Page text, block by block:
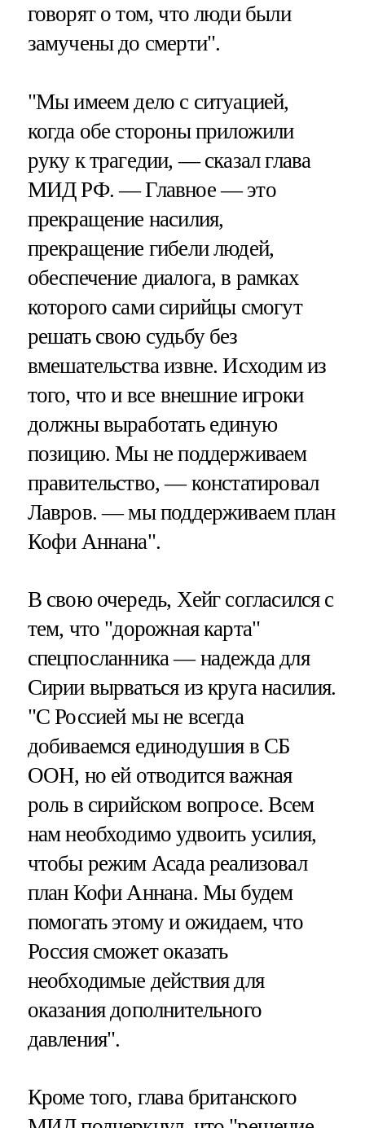
говорят о том, что люди были
замучены до смерти".
"Мы имеем дело с ситуацией,
когда обе стороны приложили
руку к трагедии, — сказал глава
МИД РФ. — Главное — это
прекращение насилия,
прекращение гибели людей,
обеспечение диалога, в рамках
которого сами сирийцы смогут
решать свою судьбу без
вмешательства извне. Исходим из
того, что и все внешние игроки
должны выработать единую
позицию. Мы не поддерживаем
правительство, — констатировал
Лавров. — мы поддерживаем план
Кофи Аннана".
В свою очередь, Хейг согласился с
тем, что "дорожная карта"
спецпосланника — надежда для
Сирии вырваться из круга насилия.
"С Россией мы не всегда
добиваемся единодушия в СБ
ООН, но ей отводится важная
роль в сирийском вопросе. Всем
нам необходимо удвоить усилия,
чтобы режим Асада реализовал
план Кофи Аннана. Мы будем
помогать этому и ожидаем, что
Россия сможет оказать
необходимые действия для
оказания дополнительного
давления".
Кроме того, глава британского